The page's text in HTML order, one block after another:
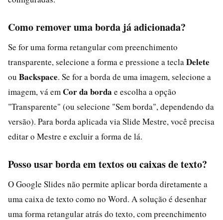
Como remover uma borda já adicionada?
Se for uma forma retangular com preenchimento
transparente, selecione a forma e pressione a tecla Delete
ou Backspace. Se for a borda de uma imagem, selecione a
imagem, vá em Cor da borda e escolha a opção
"Transparente" (ou selecione "Sem borda", dependendo da
versão). Para borda aplicada via Slide Mestre, você precisa
editar o Mestre e excluir a forma de lá.
Posso usar borda em textos ou caixas de texto?
O Google Slides não permite aplicar borda diretamente a
uma caixa de texto como no Word. A solução é desenhar
uma forma retangular atrás do texto, com preenchimento